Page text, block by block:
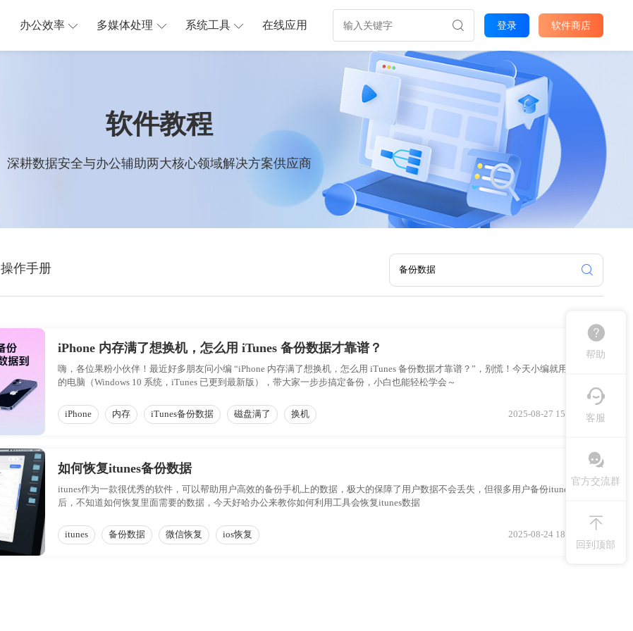
办公效率 多媒体处理 系统工具 在线应用 登录 软件商店
软件教程
深耕数据安全与办公辅助两大核心领域解决方案供应商
操作手册
iPhone 内存满了想换机，怎么用 iTunes 备份数据才靠谱？
嗨，各位果粉小伙伴！最近好多朋友问小编 “iPhone 内存满了想换机，怎么用 iTunes 备份数据才靠谱？”，别慌！今天小编就用自己
的电脑（Windows 10 系统，iTunes 已更到最新版），带大家一步步搞定备份，小白也能轻松学会～
iPhone 内存 iTunes备份数据 磁盘满了 换机 2025-08-27 15:13:29
如何恢复itunes备份数据
itunes作为一款很优秀的软件，可以帮助用户高效的备份手机上的数据，极大的保障了用户数据不会丢失，但很多用户备份itunes数据
后，不知道如何恢复里面需要的数据，今天好哈办公来教你如何利用工具会恢复itunes数据
itunes 备份数据 微信恢复 ios恢复 2025-08-24 18:54:31
帮助
客服
官方交流群
回到顶部